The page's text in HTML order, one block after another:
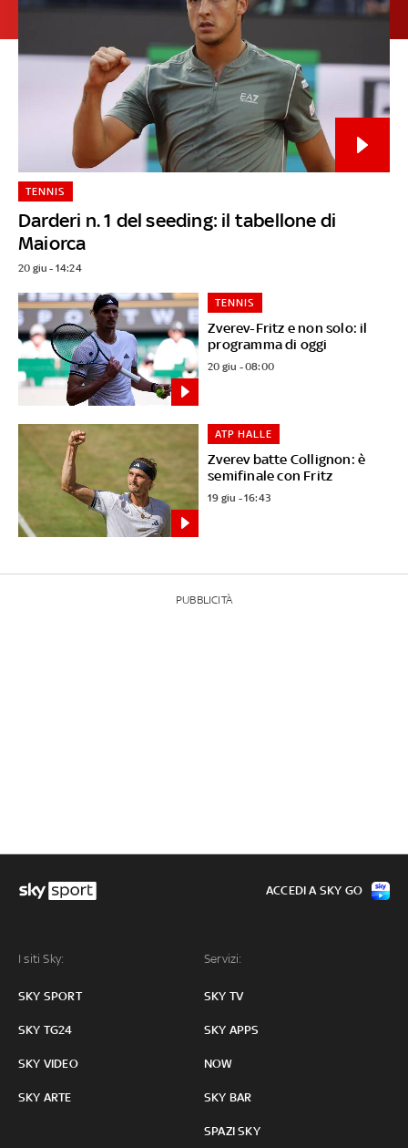
Darderi n. 1 del seeding: il tabellone di
Maiorca
TENNIS
20 giu - 14:24
Zverev-Fritz e non solo: il
programma di oggi
TENNIS
20 giu - 08:00
Zverev batte Collignon: è
semifinale con Fritz
ATP HALLE
19 giu - 16:43
PUBBLICITÀ
I siti Sky:
SKY SPORT
SKY TG24
SKY VIDEO
SKY ARTE
Servizi:
SKY TV
SKY APPS
NOW
SKY BAR
SPAZI SKY
ACCEDI A SKY GO